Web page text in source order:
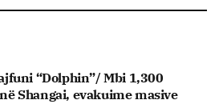
“Dolphin”/ Mbi 1,300
Shangai, evakuime masive